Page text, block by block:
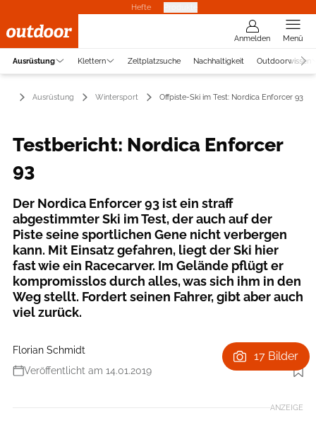
Hefte
Anmelden Menü
Ausrüstung Klettern Zeltplatzsuche Nachhaltigkeit Outdoorwissen
Ausrüstung Wintersport Offpiste-Ski im Test: Nordica Enforcer 93
Testbericht: Nordica Enforcer
93
Der Nordica Enforcer 93 ist ein straff
abgestimmter Ski im Test, der auch auf der
Piste seine sportlichen Gene nicht verbergen
kann. Mit Einsatz gefahren, liegt der Ski hier
fast wie ein Racecarver. Im Gelände pflügt er
kompromisslos durch alles, was sich ihm in den
Weg stellt. Fordert seinen Fahrer, gibt aber auch
viel zurück.
Florian Schmidt
Veröffentlicht am 14.01.2019
Foto: Hersteller
17 Bilder
ANZEIGE